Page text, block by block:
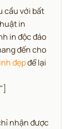
cầu với bất
in
in độc đáo
đến cho
đẹpđể lại
nhận được